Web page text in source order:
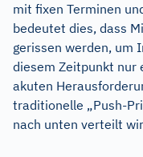
mit fixen Terminen
bedeutet dies, dass
gerissen werden, um
diesem Zeitpunkt nur
akuten
traditionelle „Push-
nach unten verteilt